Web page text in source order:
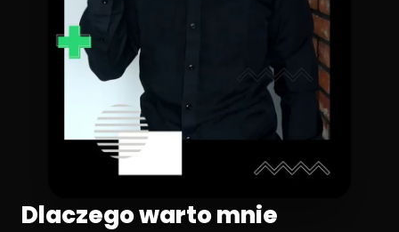
Dlaczego warto mnie